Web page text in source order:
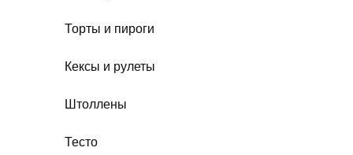
Торты и пироги
Кексы и рулеты
Штоллены
Тесто